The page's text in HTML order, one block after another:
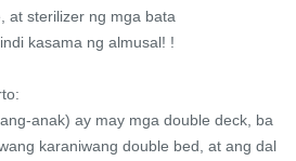
at sterilizer ng mga bata
kasama ng almusal! !
anak) ay may mga double deck, ba
karaniwang double bed, at ang dal